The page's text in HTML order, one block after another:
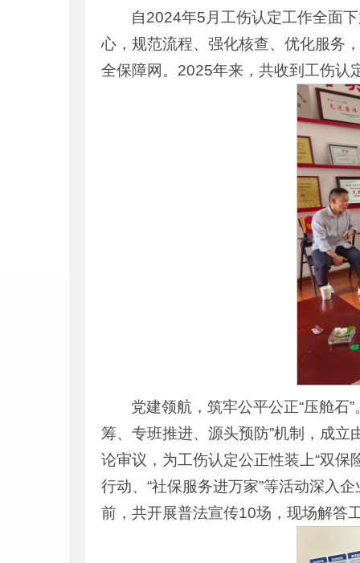
自2024年5月工伤认定工作全面
心，规范流程、强化核查、优化服务
全保障网。2025年来，共收到工伤认
党建领航，筑牢公平公正“压舱石
筹、专班推进、源头预防”机制，成
论审议，为工伤认定公正性装上“双保
行动、“社保服务进万家”等活动深入
前，共开展普法宣传10场，现场解答